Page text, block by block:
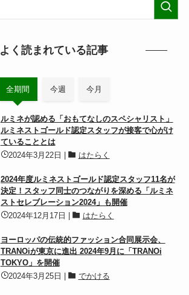
よく読まれている記事
全期間 今週 今月
ルミネが認める「おもてなしのスペシャリスト」
ルミネストゴールド認定スタッフが接客で心がけ
ていることとは
2024年3月22日
はたらく
2024年度ルミネストゴールド認定スタッフ11名が
決定！スタッフ同士のつながりを深める「ルミネ
ストセレブレーション2024」も開催
2024年12月17日
はたらく
ヨーロッパの伝統的ファッション合同展示会、
TRANOiが東京に進出 2024年9月に「TRANOi
TOKYO」を開催
2024年3月25日
でかける